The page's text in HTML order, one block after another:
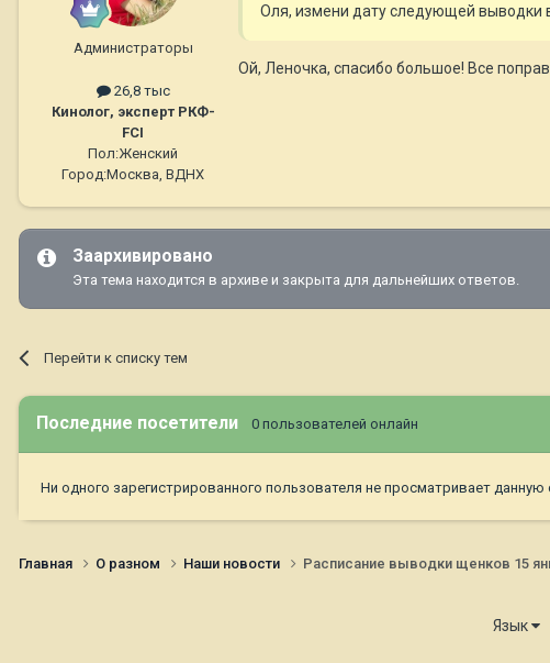
Администраторы
26,8 тыс
Кинолог, эксперт РКФ-
FCI
Пол:Женский
Город:Москва, ВДНХ
Оля, измени дату следующей выводки
Ой, Леночка, спасибо большое! Все
Заархивировано
Эта тема находится в архиве и закрыта для дальнейших ответов.
Перейти к списку тем
Последние посетители 0 пользователей онлайн
Ни одного зарегистрированного пользователя не просматривает данную
Главная О разном Наши новости Расписание выводки щенков 15
Язык